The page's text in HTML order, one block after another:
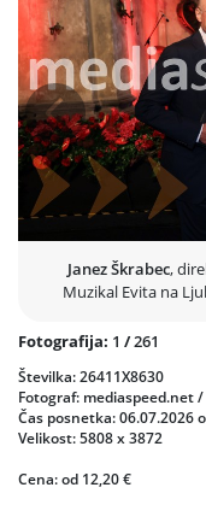
V naslovni vlogi je
njej pa je kot Juan
Mike Sterling, dolgoletni
Predstava je občinstvo
odrsko estetiko in
legendarna Don't Cry
skladb svetovne
Janez Škrabec,
Muzikal Evita na
Prejšnja
Fotografija: 1 /261
Številka: 26411X8630
Fotograf: mediaspeed.net
Čas posnetka: 06.07.2026
Velikost: 5808 x 3872
Cena: od 12,20 €